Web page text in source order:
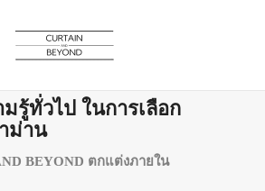
มรู้ทั่วไป ในการเลือก
ม่าน
BEYOND ตกแต่งภายใน